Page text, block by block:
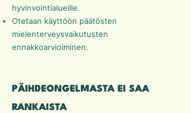
hyvinvointialueille.
Otetaan käyttöön päätösten
mielenterveysvaikutusten
ennakkoarvioiminen.
PÄIHDEONGELMASTA EI SAA
RANKAISTA